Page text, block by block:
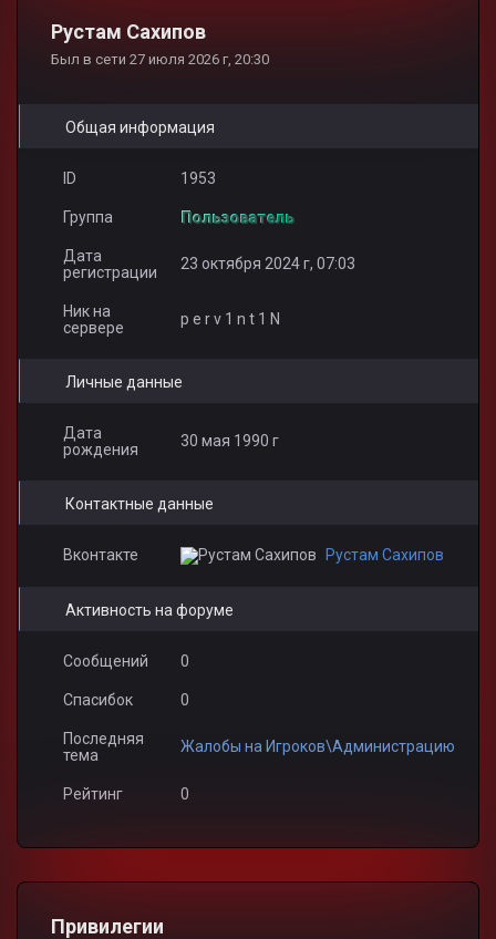
Рустам Сахипов
Был в сети 27 июля 2026 г, 20:30
Общая информация
ID 1953
Группа Пользователь
Дата
регистрации
23 октября 2024 г, 07:03
Ник на
сервере
p e r v 1 n t 1 N
Личные данные
Дата
рождения
30 мая 1990 г
Контактные данные
Вконтакте Рустам Сахипов
Активность на форуме
Сообщений 0
Спасибок 0
Последняя
тема
Жалобы на Игроков\Администрацию
Рейтинг 0
Привилегии